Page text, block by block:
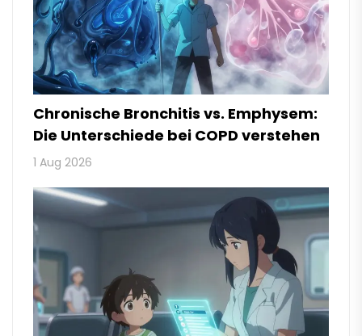
Chronische Bronchitis vs. Emphysem:
Die Unterschiede bei COPD verstehen
1 Aug 2026